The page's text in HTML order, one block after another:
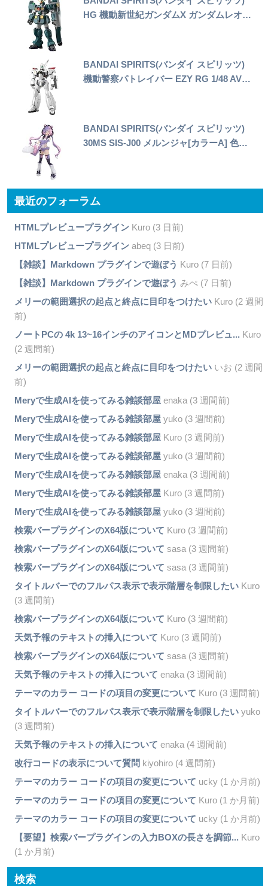
HG 機動新世紀ガンダムX ガンダムレオ…
BANDAI SPIRITS(バンダイ スピリッツ)
機動警察パトレイバー EZY RG 1/48 AV…
BANDAI SPIRITS(バンダイ スピリッツ)
30MS SIS-J00 メルンジャ[カラーA] 色…
最近のフォーラム
HTMLプレビュープラグインKuro (3 日前)
HTMLプレビュープラグインabeq (3 日前)
【雑談】Markdown プラグインで遊ぼう Kuro (7 日前)
【雑談】Markdown プラグインで遊ぼう みぺ (7 日前)
メリーの範囲選択の起点と終点に目印をつけたいKuro (2 週間
前)
ノートPCの 4k 13~16インチのアイコンとMDプレビュ... Kuro
(2 週間前)
メリーの範囲選択の起点と終点に目印をつけたいいお (2 週間
前)
Meryで生成AIを使ってみる雑談部屋enaka (3 週間前)
Meryで生成AIを使ってみる雑談部屋yuko (3 週間前)
Meryで生成AIを使ってみる雑談部屋Kuro (3 週間前)
Meryで生成AIを使ってみる雑談部屋yuko (3 週間前)
Meryで生成AIを使ってみる雑談部屋enaka (3 週間前)
Meryで生成AIを使ってみる雑談部屋Kuro (3 週間前)
Meryで生成AIを使ってみる雑談部屋yuko (3 週間前)
検索バープラグインのX64版について Kuro (3 週間前)
検索バープラグインのX64版について sasa (3 週間前)
検索バープラグインのX64版について sasa (3 週間前)
タイトルバーでのフルパス表示で表示階層を制限したいKuro
(3 週間前)
検索バープラグインのX64版について Kuro (3 週間前)
天気予報のテキストの挿入について Kuro (3 週間前)
検索バープラグインのX64版について sasa (3 週間前)
天気予報のテキストの挿入について enaka (3 週間前)
テーマのカラー コードの項目の変更について Kuro (3 週間前)
タイトルバーでのフルパス表示で表示階層を制限したいyuko
(3 週間前)
天気予報のテキストの挿入について enaka (4 週間前)
改行コードの表示について質問 kiyohiro (4 週間前)
テーマのカラー コードの項目の変更について ucky (1 か月前)
テーマのカラー コードの項目の変更について Kuro (1 か月前)
テーマのカラー コードの項目の変更について ucky (1 か月前)
【要望】検索バープラグインの入力BOXの長さを調節... Kuro
(1 か月前)
検索